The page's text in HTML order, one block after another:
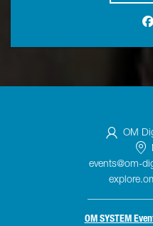
OM
events@om-
OM SYSTEM